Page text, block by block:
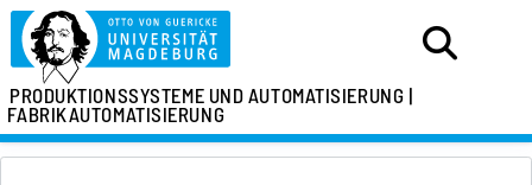
PRODUKTIONSSYSTEMEUND AUTOMATISIERUNG |
FABRIKAUTOMATISIERUNG